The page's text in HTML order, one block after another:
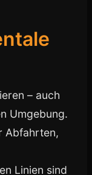
– auch
Umgebung.
Abfahrten,
Linien sind